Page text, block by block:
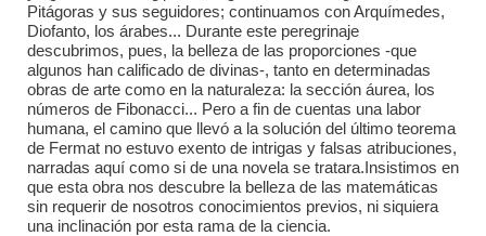
Pitágoras y sus seguidores; continuamos con Arquímedes,
Diofanto, los árabes... Durante este peregrinaje
descubrimos, pues, la belleza de las proporciones -que
algunos han calificado de divinas-, tanto en determinadas
obras de arte como en la naturaleza: la sección áurea, los
números de Fibonacci... Pero a fin de cuentas una labor
humana, el camino que llevó a la solución del último teorema
de Fermat no estuvo exento de intrigas y falsas atribuciones,
narradas aquí como si de una novela se tratara.Insistimos en
que esta obra nos descubre la belleza de las matemáticas
sin requerir de nosotros conocimientos previos, ni siquiera
una inclinación por esta rama de la ciencia.